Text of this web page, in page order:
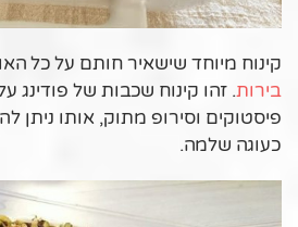
קינוח מיוחד שישאיר חותם על כל
בירות. זהו קינוח שכבות של פודינג
פיסטוקים וסירופ מתוק, אותו ניתן
כעוגה שלמה.